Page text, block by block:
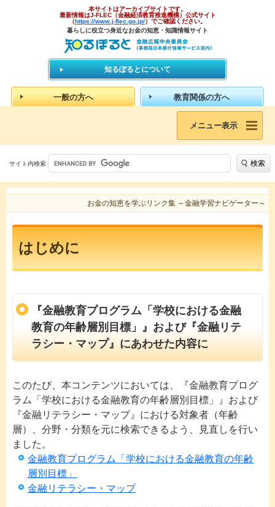
本サイトはアーカイブサイトです。
最新情報はJ-FLEC（金融経済教育推進機構）公式サイト
（https://www.j-flec.go.jp/）でご確認ください。
暮らしに役立つ身近なお金の知恵・知識情報サイト
知るぽるとについて
一般の方へ 教育関係の方へ
メニュー表示
サイト内検索 検索
お金の知恵を学ぶリンク集 ～金融学習ナビゲーター～
はじめに
『金融教育プログラム「学校における金融
教育の年齢層別目標」』および『金融リテ
ラシー・マップ』にあわせた内容に
このたび、本コンテンツにおいては、『金融教育プログ
ラム「学校における金融教育の年齢層別目標」』および
『金融リテラシー・マップ』における対象者（年齢
層）、分野・分類を元に検索できるよう、見直しを行い
ました。
金融教育プログラム「学校における金融教育の年齢
層別目標」
金融リテラシー・マップ